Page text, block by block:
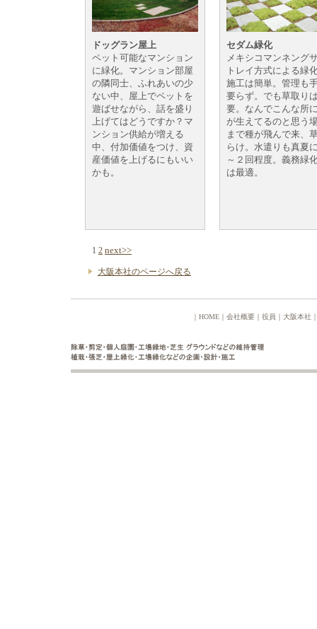
ドッグラン屋上
ペット可能なマンション
に緑化。マンション部屋
の隣同士、ふれあいの少
ない中、屋上でペットを
遊ばせながら、話を盛り
上げてはどうですか？マ
ンション供給が増える
中、付加価値をつけ、資
産価値を上げるにもいい
かも。
セダム緑化
メキシコマンネング
トレイ方式による緑
施工は簡単。管理も
要らず。でも草取り
要。なんでこんな所
が生えてるのと思う
まで種が飛んで来、
らけ。水遣りも真夏
～２回程度。義務緑
は最適。
1 2 next>>
大阪本社のページへ戻る
｜ HOME｜ 会社概要｜ 役員 ｜ 大阪本社